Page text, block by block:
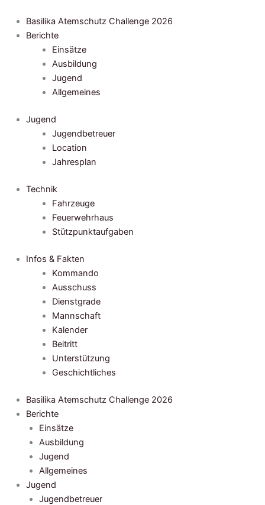
Inhalt
springen
Basilika Atemschutz Challenge 2026
Berichte
Einsätze
Ausbildung
Jugend
Allgemeines
Jugend
Jugendbetreuer
Location
Jahresplan
Technik
Fahrzeuge
Feuerwehrhaus
Stützpunktaufgaben
Infos & Fakten
Kommando
Ausschuss
Dienstgrade
Mannschaft
Kalender
Beitritt
Unterstützung
Geschichtliches
Basilika Atemschutz Challenge 2026
Berichte
Einsätze
Ausbildung
Jugend
Allgemeines
Jugend
Jugendbetreuer